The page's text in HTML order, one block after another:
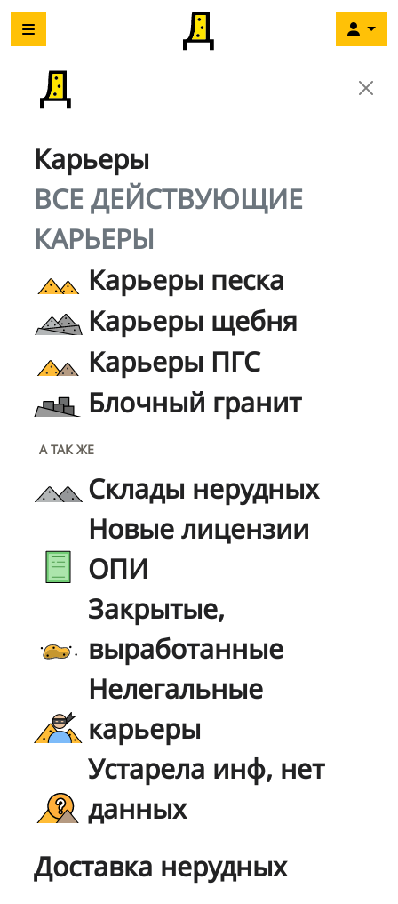
Карьеры
ВСЕ ДЕЙСТВУЮЩИЕ
КАРЬЕРЫ
Карьеры песка
Карьеры щебня
Карьеры ПГС
Блочный гранит
А ТАК ЖЕ
Склады нерудных
Новые лицензии
ОПИ
Закрытые,
выработанные
Нелегальные
карьеры
Устарела инф, нет
данных
Доставка нерудных